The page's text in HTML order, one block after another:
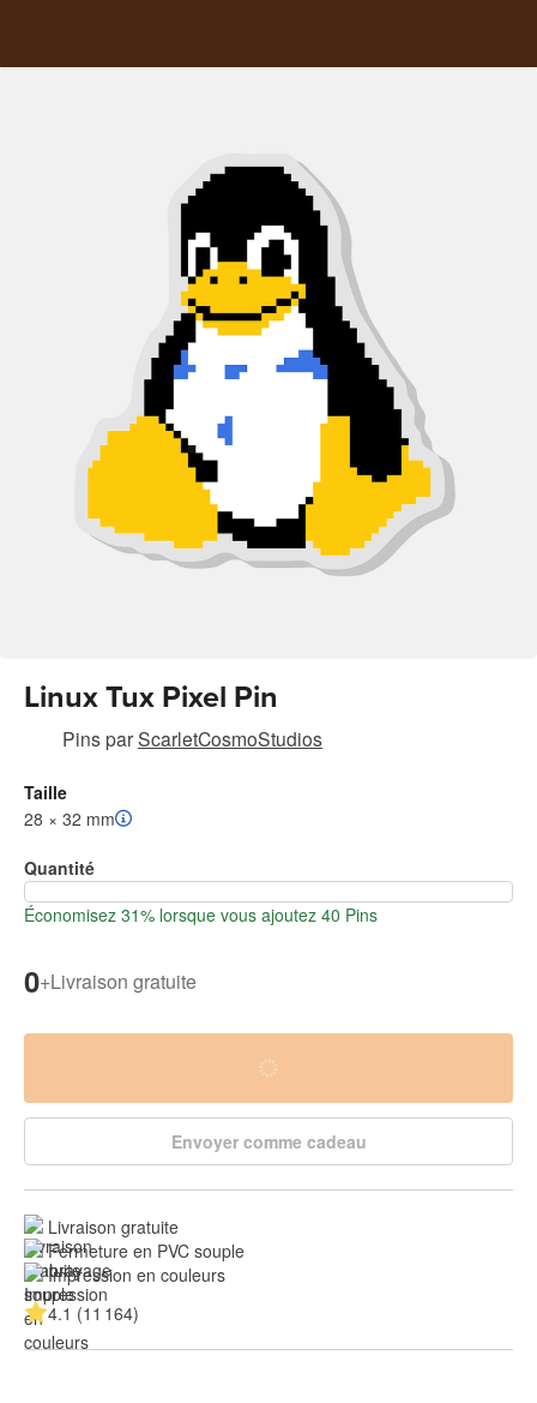
Linux Tux Pixel Pin
PinsparScarletCosmoStudios
Taille
28 × 32 mm
Quantité
Économisez 31% lorsque vous ajoutez 40 Pins
0+Livraison gratuite
Envoyer comme cadeau
Livraison gratuite
Fermeture en PVC souple
Impression en couleurs
4.1 (11 164)